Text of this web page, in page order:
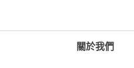
關於我們